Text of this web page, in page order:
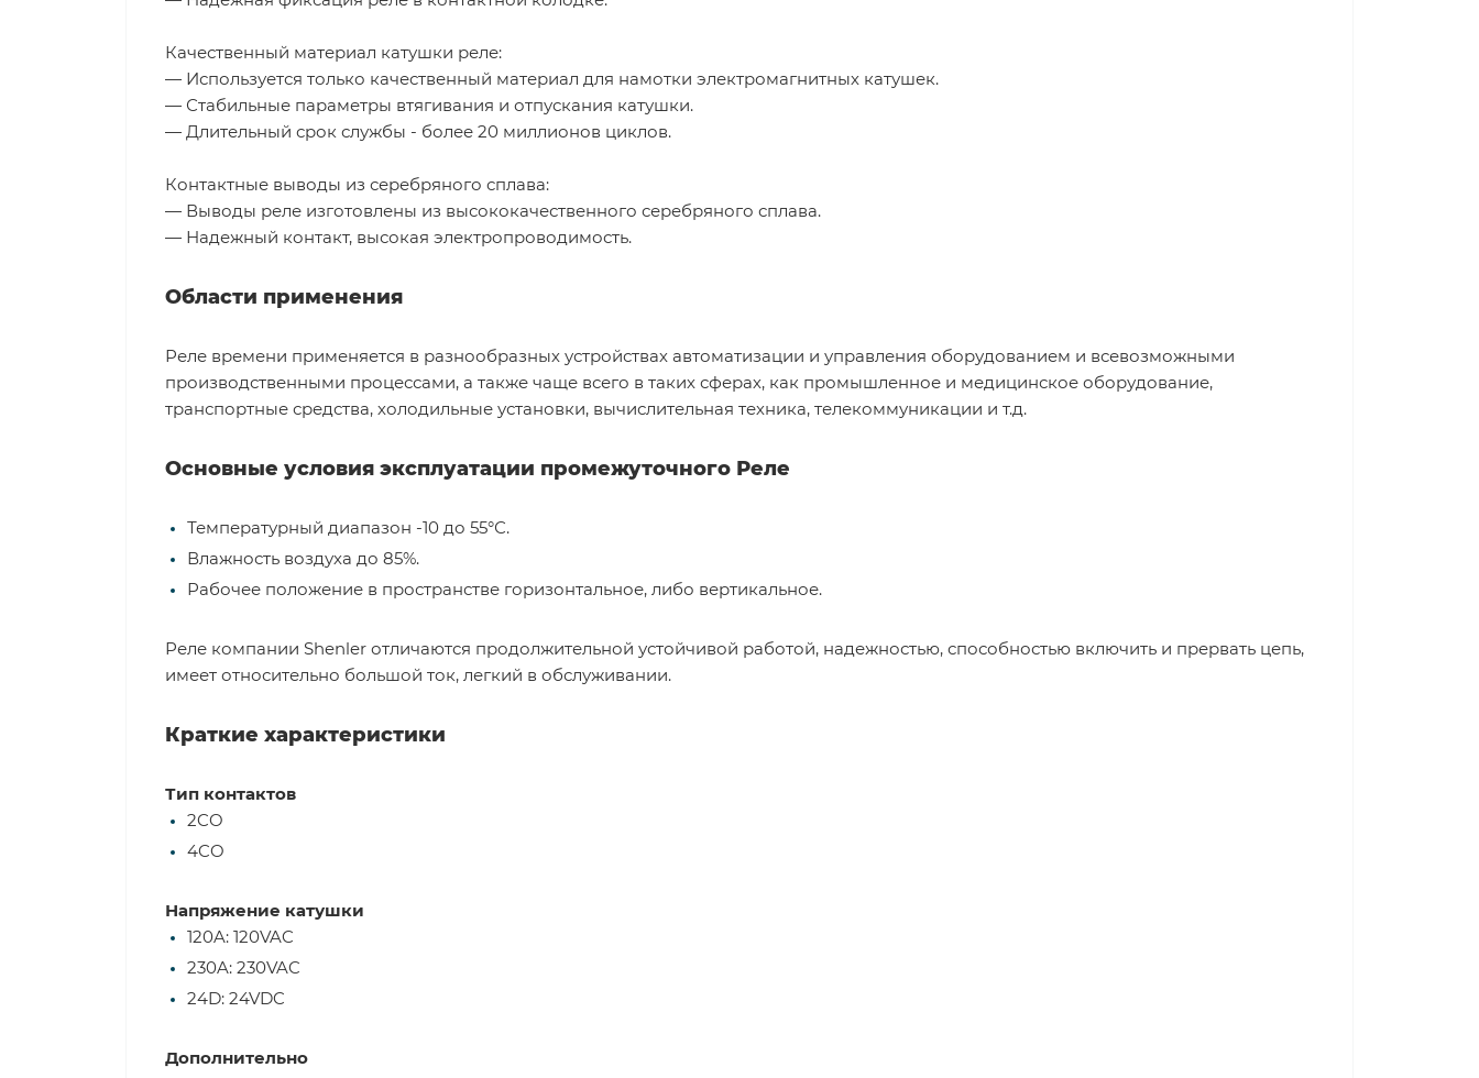
Качественный материал катушки реле:
— Используется только качественный материал для намотки электромагнитных катушек.
— Стабильные параметры втягивания и отпускания катушки.
— Длительный срок службы - более 20 миллионов циклов.
Контактные выводы из серебряного сплава:
— Выводы реле изготовлены из высококачественного серебряного сплава.
— Надежный контакт, высокая электропроводимость.
Области применения
Реле времени применяется в разнообразных устройствах автоматизации и управления оборудованием и всевозможными
производственными процессами, а также чаще всего в таких сферах, как промышленное и медицинское оборудование,
транспортные средства, холодильные установки, вычислительная техника, телекоммуникации и т.д.
Основные условия эксплуатации промежуточного Реле
Температурный диапазон -10 до 55°С.
Влажность воздуха до 85%.
Рабочее положение в пространстве горизонтальное, либо вертикальное.
Реле компании Shenler отличаются продолжительной устойчивой работой, надежностью, способностью включить и прервать цепь,
имеет относительно большой ток, легкий в обслуживании.
Краткие характеристики
Тип контактов
2CO
4CO
Напряжение катушки
120A: 120VAC
230A: 230VAC
24D: 24VDC
Дополнительно